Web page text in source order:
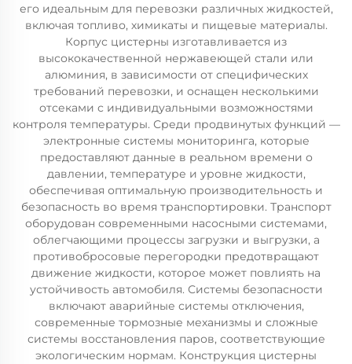
его идеальным для перевозки различных жидкостей,
включая топливо, химикаты и пищевые материалы.
Корпус цистерны изготавливается из
высококачественной нержавеющей стали или
алюминия, в зависимости от специфических
требований перевозки, и оснащен несколькими
отсеками с индивидуальными возможностями
контроля температуры. Среди продвинутых функций —
электронные системы мониторинга, которые
предоставляют данные в реальном времени о
давлении, температуре и уровне жидкости,
обеспечивая оптимальную производительность и
безопасность во время транспортировки. Транспорт
оборудован современными насосными системами,
облегчающими процессы загрузки и выгрузки, а
противобросовые перегородки предотвращают
движение жидкости, которое может повлиять на
устойчивость автомобиля. Системы безопасности
включают аварийные системы отключения,
современные тормозные механизмы и сложные
системы восстановления паров, соответствующие
экологическим нормам. Конструкция цистерны